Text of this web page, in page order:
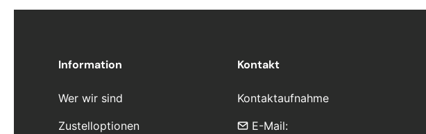
Information
Wer wir sind
Zustelloptionen
Kontakt
Kontaktaufnahme
E-Mail: